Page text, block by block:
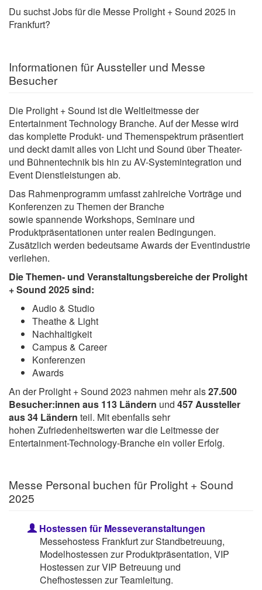
Du suchst Jobs für die Messe Prolight + Sound 2025 in
Frankfurt?
Informationen für Aussteller und Messe
Besucher
Die Prolight + Sound ist die Weltleitmesse der
Entertainment Technology Branche. Auf der Messe wird
das komplette Produkt- und Themenspektrum präsentiert
und deckt damit alles von Licht und Sound über Theater-
und Bühnentechnik bis hin zu AV-Systemintegration und
Event Dienstleistungen ab.
Das Rahmenprogramm umfasst zahlreiche Vorträge und
Konferenzen zu Themen der Branche
sowie spannende Workshops, Seminare und
Produktpräsentationen unter realen Bedingungen.
Zusätzlich werden bedeutsame Awards der Eventindustrie
verliehen.
Die Themen- und Veranstaltungsbereiche der Prolight
+ Sound 2025 sind:
Audio & Studio
Theathe & Light
Nachhaltigkeit
Campus & Career
Konferenzen
Awards
An der Prolight + Sound 2023 nahmen mehr als27.500
Besucher:innen aus 113 Ländern und 457 Aussteller
aus 34 Ländern teil. Mit ebenfalls sehr
hohen Zufriedenheitswerten war die Leitmesse der
Entertainment-Technology-Branche ein voller Erfolg.
Messe Personal buchen für Prolight + Sound
2025
Hostessen für Messeveranstaltungen
Messehostess Frankfurt zur Standbetreuung,
Modelhostessen zur Produktpräsentation, VIP
Hostessen zur VIP Betreuung und
Chefhostessen zur Teamleitung.